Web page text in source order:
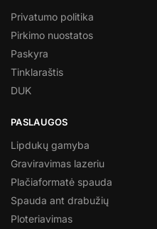
Privatumo politika
Pirkimo nuostatos
Paskyra
Tinklaraštis
DUK
PASLAUGOS
Lipdukų gamyba
Graviravimas lazeriu
Plačiaformatė spauda
Spauda ant drabužių
Ploteriavimas